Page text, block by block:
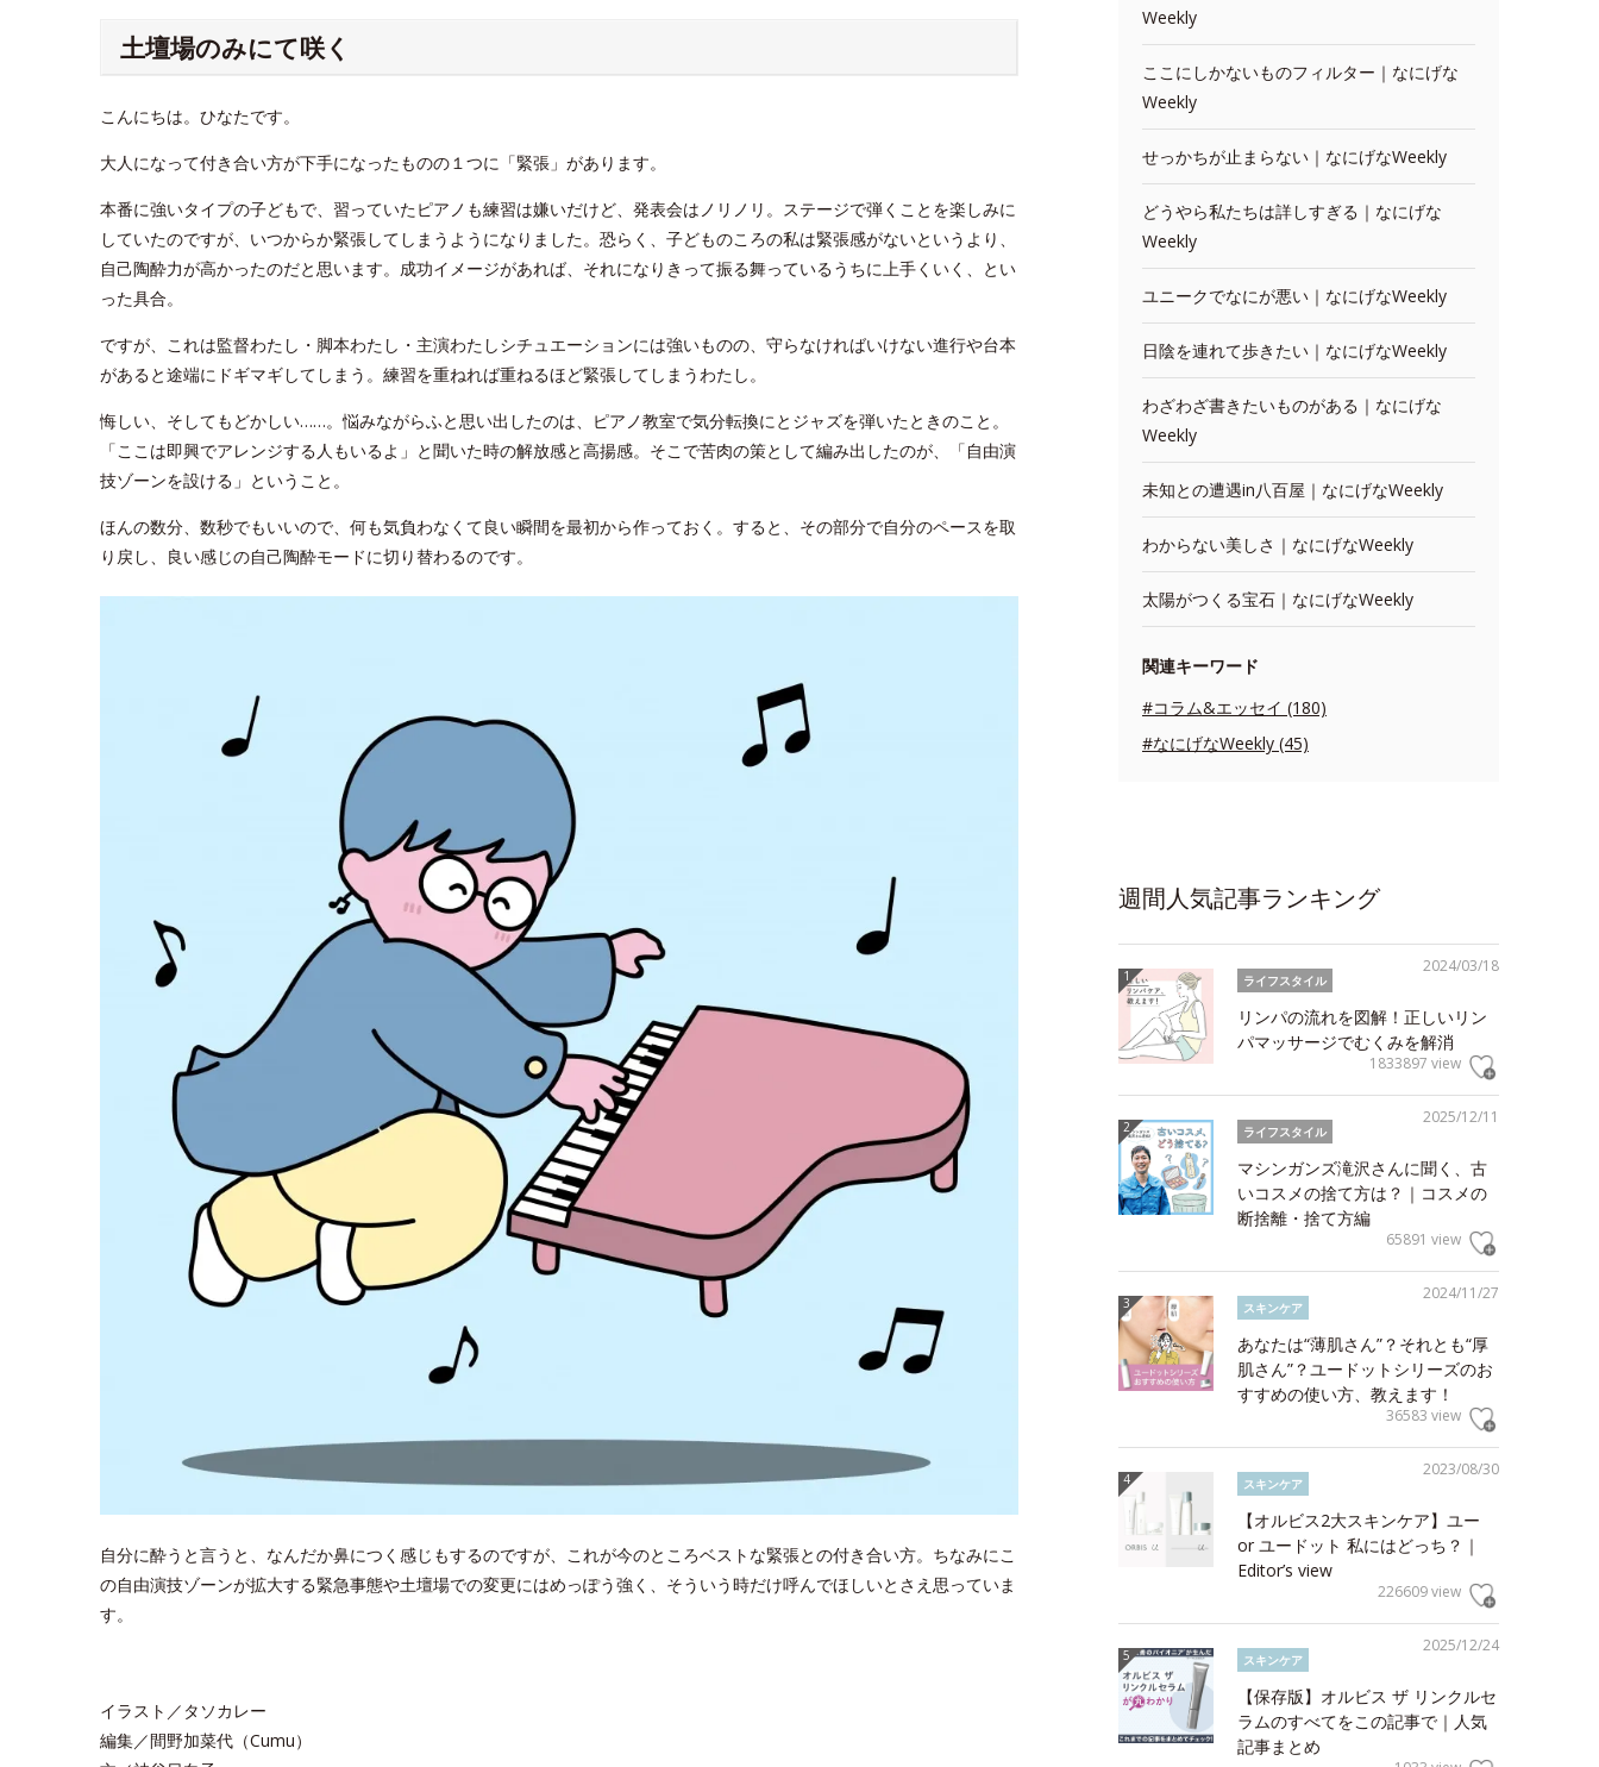
土壇場のみにて咲く
こんにちは。ひなたです。
大人になって付き合い方が下手になったものの１つに「緊張」があります。
本番に強いタイプの子どもで、習っていたピアノも練習は嫌いだけど、発表会はノリノリ。ステージで弾くことを楽しみに
していたのですが、いつからか緊張してしまうようになりました。恐らく、子どものころの私は緊張感がないというより、
自己陶酔力が高かったのだと思います。成功イメージがあれば、それになりきって振る舞っているうちに上手くいく、とい
った具合。
ですが、これは監督わたし・脚本わたし・主演わたしシチュエーションには強いものの、守らなければいけない進行や台本
があると途端にドギマギしてしまう。練習を重ねれば重ねるほど緊張してしまうわたし。
悔しい、そしてもどかしい……。悩みながらふと思い出したのは、ピアノ教室で気分転換にとジャズを弾いたときのこと。
「ここは即興でアレンジする人もいるよ」と聞いた時の解放感と高揚感。そこで苦肉の策として編み出したのが、「自由演
技ゾーンを設ける」ということ。
ほんの数分、数秒でもいいので、何も気負わなくて良い瞬間を最初から作っておく。すると、その部分で自分のペースを取
り戻し、良い感じの自己陶酔モードに切り替わるのです。
自分に酔うと言うと、なんだか鼻につく感じもするのですが、これが今のところベストな緊張との付き合い方。ちなみにこ
の自由演技ゾーンが拡大する緊急事態や土壇場での変更にはめっぽう強く、そういう時だけ呼んでほしいとさえ思っていま
す。
イラスト／タソカレー
編集／間野加菜代（Cumu）
Weekly
ここにしかないものフィルター｜なにげな
Weekly
せっかちが止まらない｜なにげなWeekly
どうやら私たちは詳しすぎる｜なにげな
Weekly
ユニークでなにが悪い｜なにげなWeekly
日陰を連れて歩きたい｜なにげなWeekly
わざわざ書きたいものがある｜なにげな
Weekly
未知との遭遇in八百屋｜なにげなWeekly
わからない美しさ｜なにげなWeekly
太陽がつくる宝石｜なにげなWeekly
関連キーワード
#コラム&エッセイ (180)
#なにげなWeekly (45)
週間人気記事ランキング
2024/03/18
ライフスタイル
リンパの流れを図解！正しいリン
パマッサージでむくみを解消
1833897 view
2025/12/11
ライフスタイル
マシンガンズ滝沢さんに聞く、古
いコスメの捨て方は？｜コスメの
断捨離・捨て方編
65891 view
2024/11/27
スキンケア
あなたは“薄肌さん”？それとも“厚
肌さん”？ユードットシリーズのお
すすめの使い方、教えます！
36583 view
2023/08/30
スキンケア
【オルビス2大スキンケア】ユー
or ユードット 私にはどっち？｜
Editor’s view
226609 view
2025/12/24
スキンケア
【保存版】オルビス ザ リンクルセ
ラムのすべてをこの記事で｜人気
記事まとめ